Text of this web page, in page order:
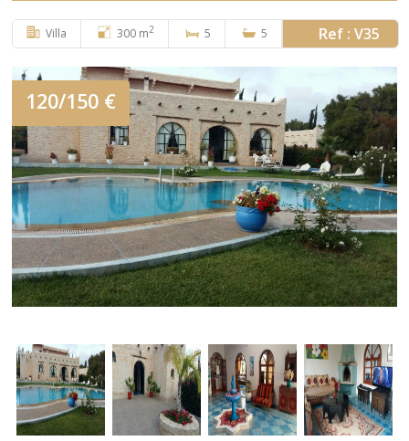
Villa 300 m2 5 5 Ref : V35
120/150 €